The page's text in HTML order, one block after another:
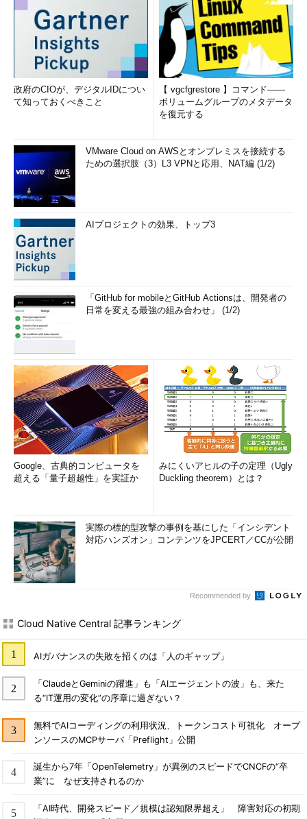
政府のCIOが、デジタルIDについ
て知っておくべきこと
【 vgcfgrestore 】コマンド――
ボリュームグループのメタデータ
を復元する
VMware Cloud on AWSとオンプレミスを接続する
ための選択肢（3）L3 VPNと応用、NAT編 (1/2)
AIプロジェクトの効果、トップ3
「GitHub for mobileとGitHub Actionsは、開発者の
日常を変える最強の組み合わせ」 (1/2)
Google、古典的コンピュータを
超える「量子超越性」を実証か
みにくいアヒルの子の定理（Ugly
Duckling theorem）とは？
実際の標的型攻撃の事例を基にした「インシデント
対応ハンズオン」コンテンツをJPCERT／CCが公開
Recommended by
Cloud Native Central 記事ランキング
AIガバナンスの失敗を招くのは「人のギャップ」
「ClaudeとGeminiの躍進」も「AIエージェントの波」も、来た
る“IT運用の変化”の序章に過ぎない？
無料でAIコーディングの利用状況、トークンコスト可視化 オープ
ンソースのMCPサーバ「Preflight」公開
誕生から7年「OpenTelemetry」が異例のスピードでCNCFの“卒
業”に なぜ支持されるのか
「AI時代、開発スピード／規模は認知限界超え」 障害対応の初期